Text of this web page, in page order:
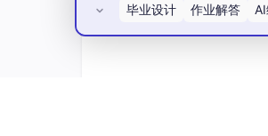
毕业设计 作业解答